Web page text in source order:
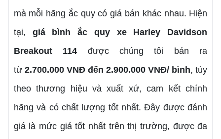
mà mỗi hãng ắc quy có giá bán khác nhau. Hiện
tại, giá bình ắc quy xe Harley Davidson
Breakout 114 được chúng tôi bán ra
từ 2.700.000 VNĐ đến 2.900.000 VNĐ/ bình, tùy
theo thương hiệu và xuất xứ, cam kết chính
hãng và có chất lượng tốt nhất. Đây được đánh
giá là mức giá tốt nhất trên thị trường, được đa